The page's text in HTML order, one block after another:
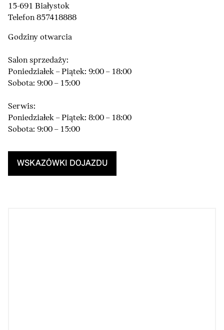
15-691 Białystok
Telefon 857418888
Godziny otwarcia
Salon sprzedaży:
Poniedziałek – Piątek: 9:00 – 18:00
Sobota: 9:00 – 15:00
Serwis:
Poniedziałek – Piątek: 8:00 – 18:00
Sobota: 9:00 – 15:00
WSKAZÓWKI DOJAZDU